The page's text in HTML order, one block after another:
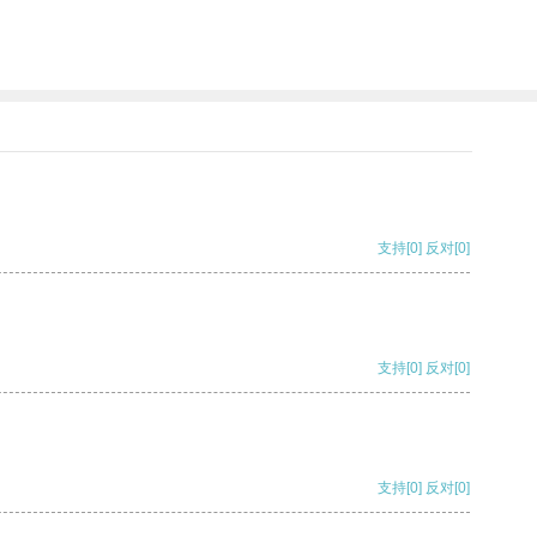
支持[0] 反对[0]
支持[0] 反对[0]
支持[0] 反对[0]